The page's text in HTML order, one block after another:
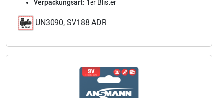
Verpackungsart: 1er Blister
UN3090, SV188 ADR